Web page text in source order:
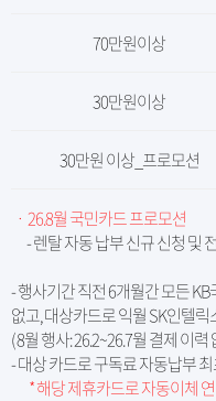
70만원이상
30만원이상
30만원 이상_프로모션
ㆍ 26.8월 국민카드 프로모션
- 렌탈 자동 납부 신규 신청 및
- 행사기간 직전 6개월간 모든
없고, 대상카드로 익월 SK인텔
( 8월 행사: 26.2~26.7월 결제 이력
- 대상 카드로 구독료 자동납부
* 해당 제휴카드로 자동이체